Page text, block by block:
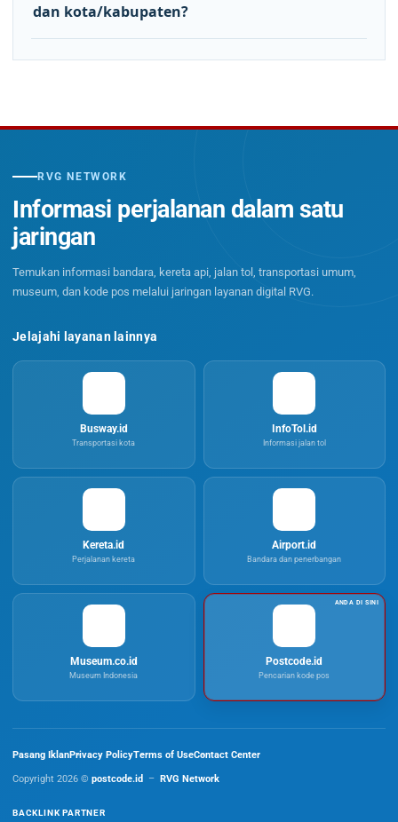
dan kota/kabupaten?
RVG NETWORK
Informasi perjalanan dalam satu
jaringan
Temukan informasi bandara, kereta api, jalan tol, transportasi umum,
museum, dan kode pos melalui jaringan layanan digital RVG.
Jelajahi layanan lainnya
Busway.id
Transportasi kota
InfoTol.id
Informasi jalan tol
Kereta.id
Perjalanan kereta
Airport.id
Bandara dan penerbangan
Museum.co.id
Museum Indonesia
Postcode.id
Pencarian kode pos
Pasang IklanPrivacy PolicyTerms of UseContact Center
Copyright 2026 © postcode.id – RVG Network
BACKLINK PARTNER